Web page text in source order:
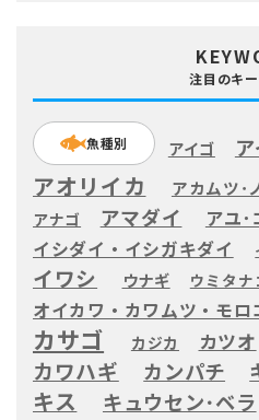
注目のキ
魚種別 アイゴ
アオリイカ アカムツ･
アナゴ アマダイ アユ･
イシダイ・イシガキダイ
イワシ ウナギ ウミタナ
オイカワ・カワムツ・モロ
カサゴ カジカ カツオ
カワハギ カンパチ
キス キュウセン･ベラ